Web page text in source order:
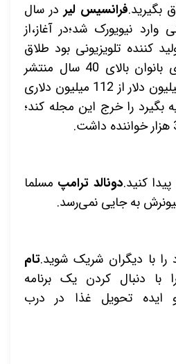
بگیرید.فرانسیس لیر در سال
61 سالگی وارد نیویورک شد؛در آغاز،از
کننده تلویزیونی بود طلاق
گرفت؛سپس مجله‌ای برای بانوان بالای 40 سال منتشر
کرد.او تصمیم گرفت 25 میلیون دلار از 112 میلیون دلاری
بگیرد را خرج این مجله کند؛
کنید.دونالد ترامپ مسلما
به جایی نمی‌رسد.
را با دیگران شریک شوید.تام
با دنبال کردن یک برنامه
تحویل غذا در درب